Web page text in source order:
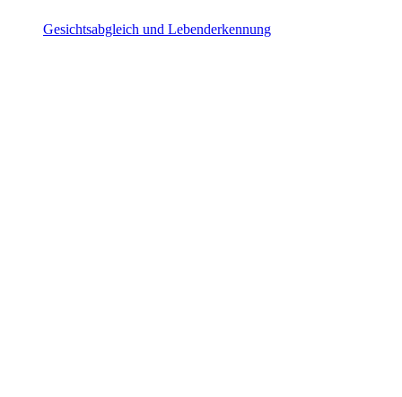
Gesichtsabgleich und Lebenderkennung